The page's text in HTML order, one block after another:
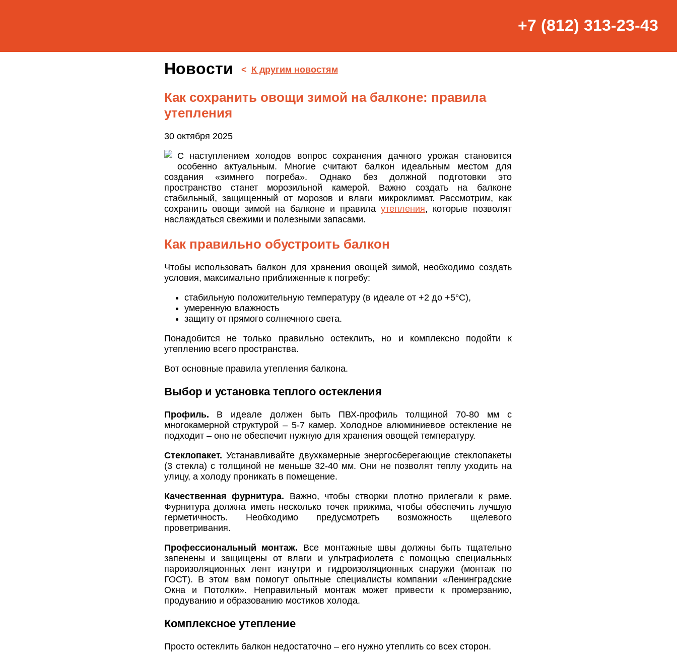
+7 (812) 313-23-43
Новости < К другим новостям
Как сохранить овощи зимой на балконе: правила
утепления
30 октября 2025
С наступлением холодов вопрос сохранения дачного урожая становится
особенно актуальным. Многие считают балкон идеальным местом для
создания «зимнего погреба». Однако без должной подготовки это
пространство станет морозильной камерой. Важно создать на балконе
стабильный, защищенный от морозов и влаги микроклимат. Рассмотрим, как
сохранить овощи зимой на балконе и правилаутепления, которые позволят
наслаждаться свежими и полезными запасами.
Как правильно обустроить балкон
Чтобы использовать балкон для хранения овощей зимой, необходимо создать
условия, максимально приближенные к погребу:
стабильную положительную температуру (в идеале от +2 до +5°C),
умеренную влажность
защиту от прямого солнечного света.
Понадобится не только правильно остеклить, но и комплексно подойти к
утеплению всего пространства.
Вот основные правила утепления балкона.
Выбор и установка теплого остекления
Профиль. В идеале должен быть ПВХ-профиль толщиной 70-80 мм с
многокамерной структурой – 5-7 камер. Холодное алюминиевое остекление не
подходит – оно не обеспечит нужную для хранения овощей температуру.
Стеклопакет. Устанавливайте двухкамерные энергосберегающие стеклопакеты
(3 стекла) с толщиной не меньше 32-40 мм. Они не позволят теплу уходить на
улицу, а холоду проникать в помещение.
Качественная фурнитура. Важно, чтобы створки плотно прилегали к раме.
Фурнитура должна иметь несколько точек прижима, чтобы обеспечить лучшую
герметичность. Необходимо предусмотреть возможность щелевого
проветривания.
Профессиональный монтаж. Все монтажные швы должны быть тщательно
запенены и защищены от влаги и ультрафиолета с помощью специальных
пароизоляционных лент изнутри и гидроизоляционных снаружи (монтаж по
ГОСТ). В этом вам помогут опытные специалисты компании «Ленинградские
Окна и Потолки». Неправильный монтаж может привести к промерзанию,
продуванию и образованию мостиков холода.
Комплексное утепление
Просто остеклить балкон недостаточно – его нужно утеплить со всех сторон.